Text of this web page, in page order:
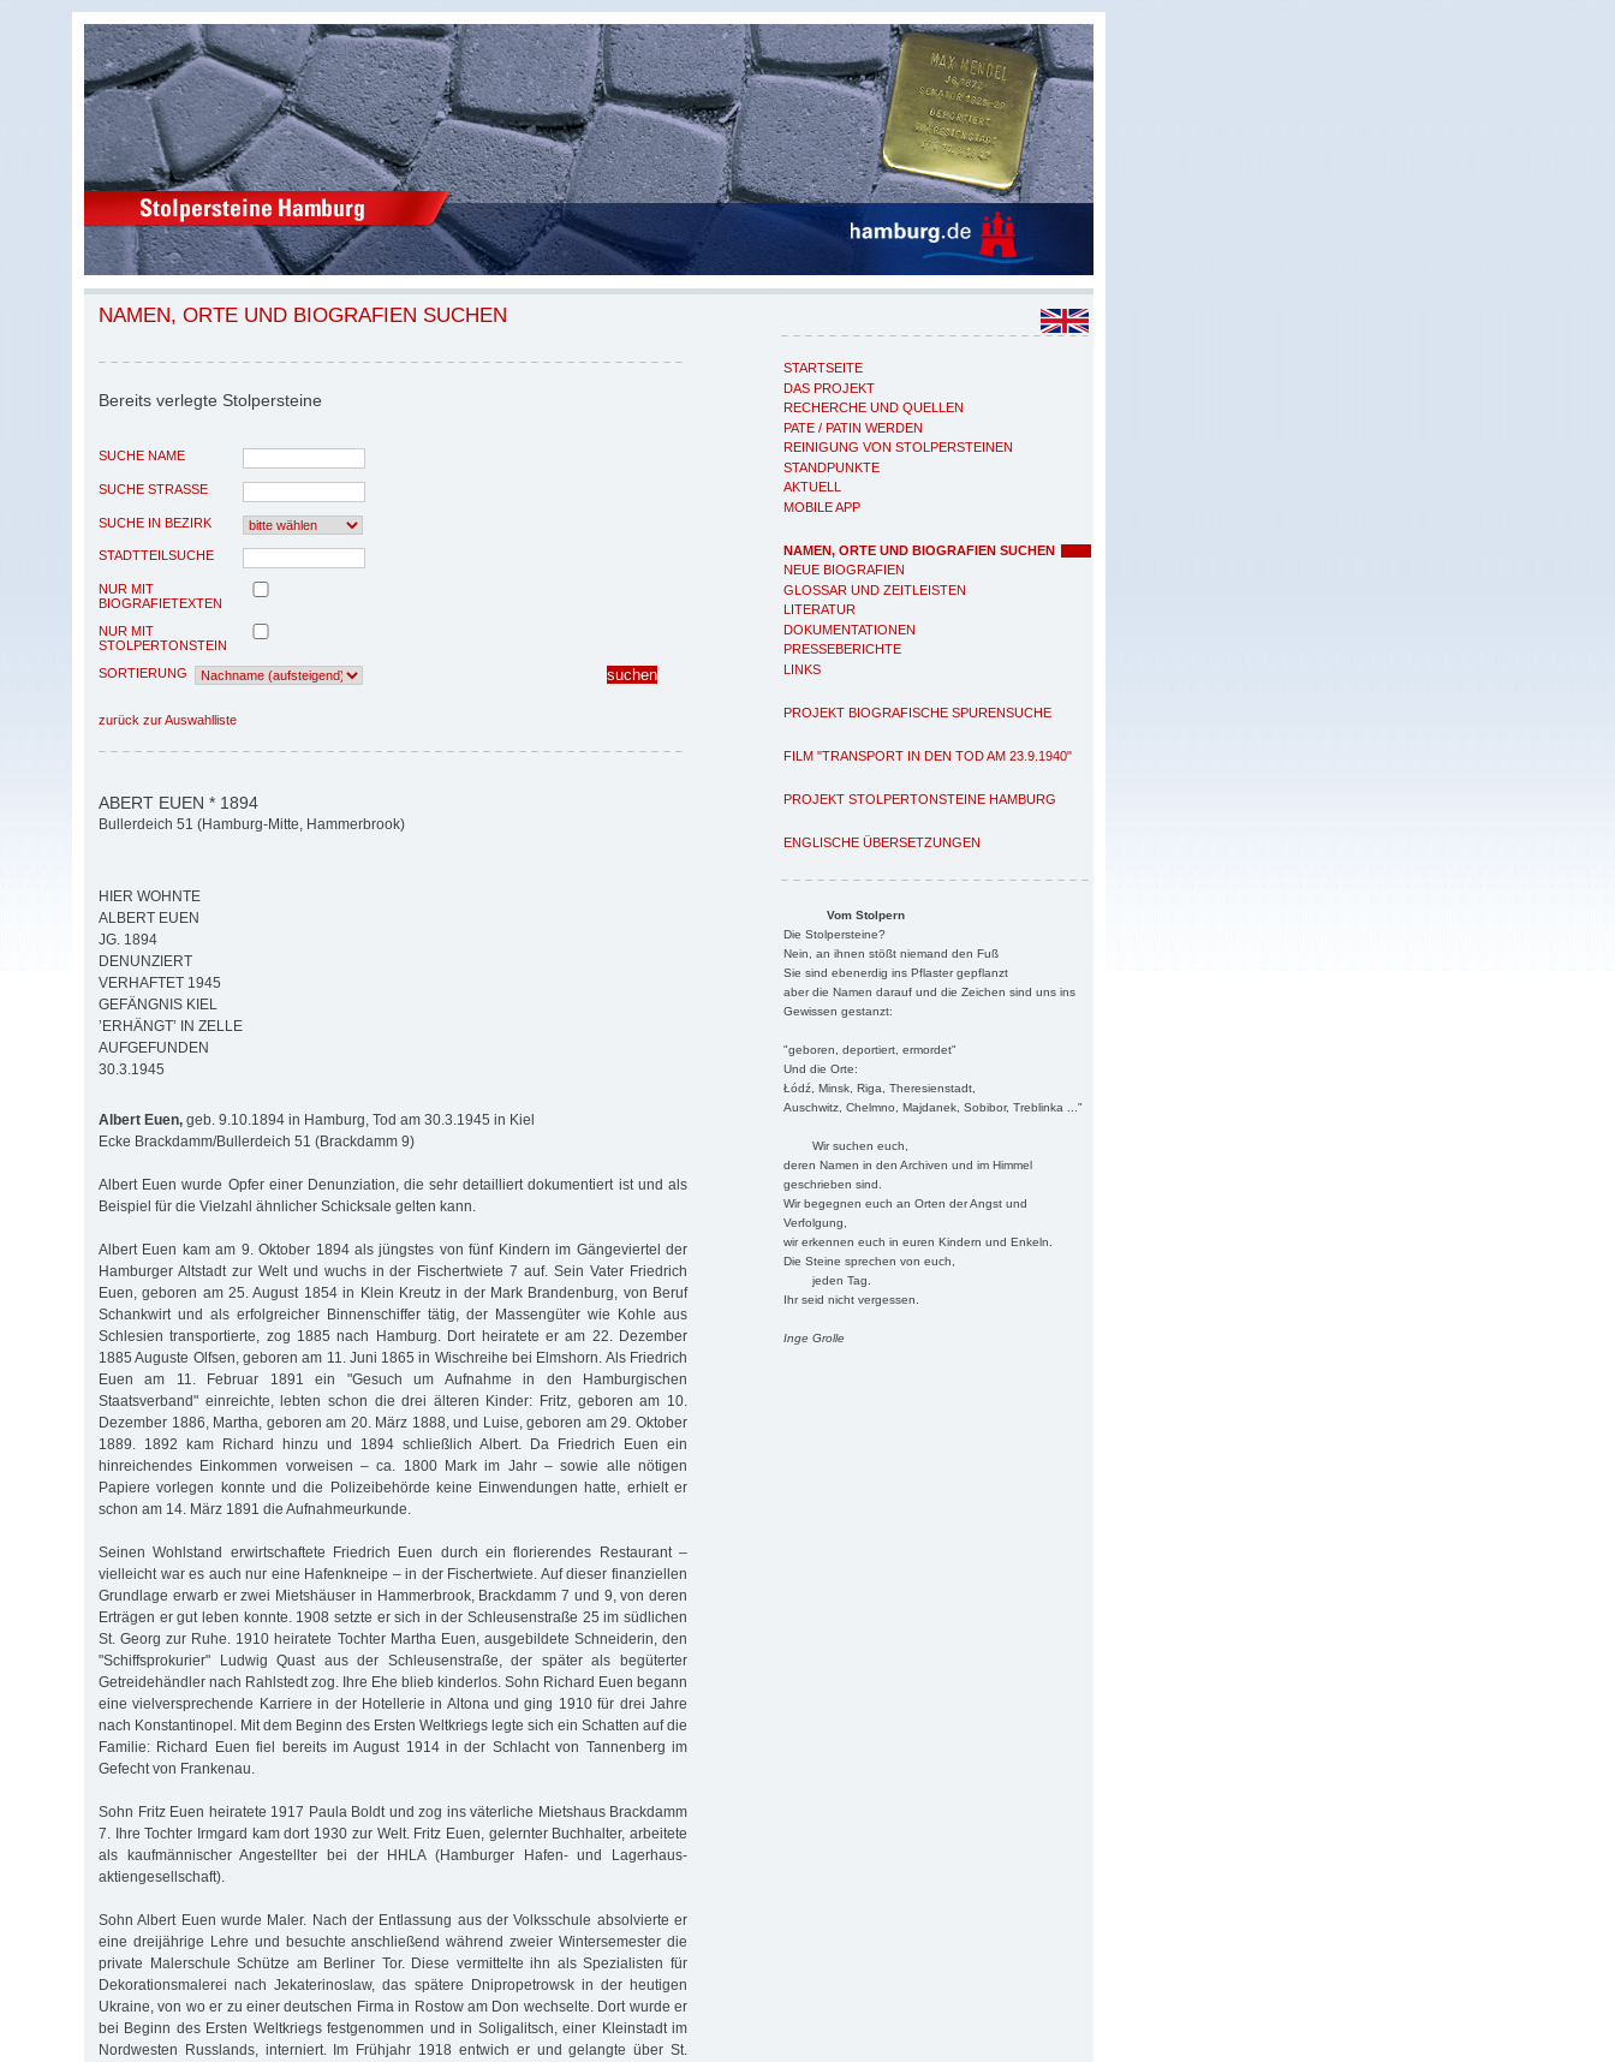
STARTSEITE
DAS PROJEKT
RECHERCHE UND QUELLEN
PATE / PATIN WERDEN
REINIGUNG VON STOLPERSTEINEN
STANDPUNKTE
AKTUELL
MOBILE APP
NAMEN, ORTE UND BIOGRAFIEN SUCHEN
NEUE BIOGRAFIEN
GLOSSAR UND ZEITLEISTEN
LITERATUR
DOKUMENTATIONEN
PRESSEBERICHTE
LINKS
PROJEKT BIOGRAFISCHE SPURENSUCHE
FILM "TRANSPORT IN DEN TOD AM 23.9.1940"
PROJEKT STOLPERTONSTEINE HAMBURG
ENGLISCHE ÜBERSETZUNGEN
Vom Stolpern
Die Stolpersteine?
Nein, an ihnen stößt niemand den Fuß
Sie sind ebenerdig ins Pflaster gepflanzt
aber die Namen darauf und die Zeichen sind uns ins
Gewissen gestanzt:
"geboren, deportiert, ermordet"
Und die Orte:
Łódź, Minsk, Riga, Theresienstadt,
Auschwitz, Chelmno, Majdanek, Sobibor, Treblinka ..."
Wir suchen euch,
deren Namen in den Archiven und im Himmel
geschrieben sind.
Wir begegnen euch an Orten der Angst und
Verfolgung,
wir erkennen euch in euren Kindern und Enkeln.
Die Steine sprechen von euch,
jeden Tag.
Ihr seid nicht vergessen.
Inge Grolle
NAMEN, ORTE UND BIOGRAFIEN SUCHEN
Bereits verlegte Stolpersteine
SUCHE NAME
SUCHE STRASSE
SUCHE IN BEZIRK
STADTTEILSUCHE
NUR MIT
BIOGRAFIETEXTEN
NUR MIT
STOLPERTONSTEIN
SORTIERUNG
zurück zur Auswahlliste
ABERT EUEN * 1894
Bullerdeich 51 (Hamburg-Mitte, Hammerbrook)
HIER WOHNTE
ALBERT EUEN
JG. 1894
DENUNZIERT
VERHAFTET 1945
GEFÄNGNIS KIEL
’ERHÄNGT’ IN ZELLE
AUFGEFUNDEN
30.3.1945
Albert Euen, geb. 9.10.1894 in Hamburg, Tod am 30.3.1945 in Kiel
Ecke Brackdamm/Bullerdeich 51 (Brackdamm 9)
Albert Euen wurde Opfer einer Denunziation, die sehr detailliert dokumentiert ist und als
Beispiel für die Vielzahl ähnlicher Schicksale gelten kann.
Albert Euen kam am 9. Oktober 1894 als jüngstes von fünf Kindern im Gängeviertel der
Hamburger Altstadt zur Welt und wuchs in der Fischertwiete 7 auf. Sein Vater Friedrich
Euen, geboren am 25. August 1854 in Klein Kreutz in der Mark Brandenburg, von Beruf
Schankwirt und als erfolgreicher Binnenschiffer tätig, der Massengüter wie Kohle aus
Schlesien transportierte, zog 1885 nach Hamburg. Dort heiratete er am 22. Dezember
1885 Auguste Olfsen, geboren am 11. Juni 1865 in Wischreihe bei Elmshorn. Als Friedrich
Euen am 11. Februar 1891 ein "Gesuch um Aufnahme in den Hamburgischen
Staatsverband" einreichte, lebten schon die drei älteren Kinder: Fritz, geboren am 10.
Dezember 1886, Martha, geboren am 20. März 1888, und Luise, geboren am 29. Oktober
1889. 1892 kam Richard hinzu und 1894 schließlich Albert. Da Friedrich Euen ein
hinreichendes Einkommen vorweisen – ca. 1800 Mark im Jahr – sowie alle nötigen
Papiere vorlegen konnte und die Polizeibehörde keine Einwendungen hatte, erhielt er
schon am 14. März 1891 die Aufnahmeurkunde.
Seinen Wohlstand erwirtschaftete Friedrich Euen durch ein florierendes Restaurant –
vielleicht war es auch nur eine Hafenkneipe – in der Fischertwiete. Auf dieser finanziellen
Grundlage erwarb er zwei Mietshäuser in Hammerbrook, Brackdamm 7 und 9, von deren
Erträgen er gut leben konnte. 1908 setzte er sich in der Schleusenstraße 25 im südlichen
St. Georg zur Ruhe. 1910 heiratete Tochter Martha Euen, ausgebildete Schneiderin, den
"Schiffsprokurier" Ludwig Quast aus der Schleusenstraße, der später als begüterter
Getreidehändler nach Rahlstedt zog. Ihre Ehe blieb kinderlos. Sohn Richard Euen begann
eine vielversprechende Karriere in der Hotellerie in Altona und ging 1910 für drei Jahre
nach Konstantinopel. Mit dem Beginn des Ersten Weltkriegs legte sich ein Schatten auf die
Familie: Richard Euen fiel bereits im August 1914 in der Schlacht von Tannenberg im
Gefecht von Frankenau.
Sohn Fritz Euen heiratete 1917 Paula Boldt und zog ins väterliche Mietshaus Brackdamm
7. Ihre Tochter Irmgard kam dort 1930 zur Welt. Fritz Euen, gelernter Buchhalter, arbeitete
als kaufmännischer Angestellter bei der HHLA (Hamburger Hafen- und Lagerhaus­
aktiengesellschaft).
Sohn Albert Euen wurde Maler. Nach der Entlassung aus der Volksschule absolvierte er
eine dreijährige Lehre und besuchte anschließend während zweier Wintersemester die
private Malerschule Schütze am Berliner Tor. Diese vermittelte ihn als Spezialisten für
Dekorationsmalerei nach Jekaterinoslaw, das spätere Dnipropetrowsk in der heutigen
Ukraine, von wo er zu einer deutschen Firma in Rostow am Don wechselte. Dort wurde er
bei Beginn des Ersten Weltkriegs festgenommen und in Soligalitsch, einer Kleinstadt im
Nordwesten Russlands, interniert. Im Frühjahr 1918 entwich er und gelangte über St.